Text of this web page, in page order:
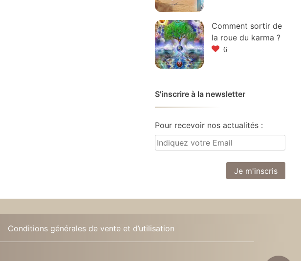
Comment sortir de
la roue du karma ?
6
S'inscrire à la newsletter
Pour recevoir nos actualités :
Conditions générales de vente et d’utilisation